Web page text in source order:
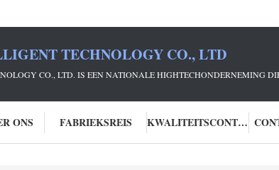
TECHNOLOGY CO., LTD
CO., LTD. IS EEN NATIONALE HIGHTECHONDERNEMING
ONS FABRIEKSREIS KWALITEITSCONTROLE